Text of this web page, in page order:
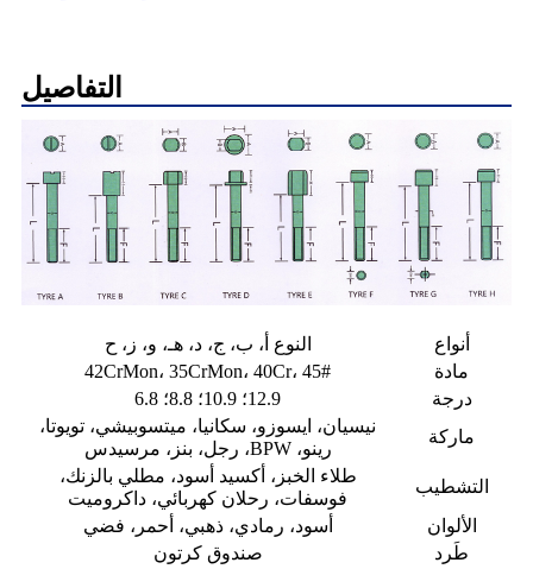
التفاصيل
أنواع
النوع أ، ب، ج، د، هـ، و، ز، ح
مادة
42CrMon، 35CrMon، 40Cr، 45#
درجة
12.9؛ 10.9؛ 8.8؛ 6.8
ماركة
نيسيان، ايسوزو، سكانيا، ميتسوبيشي، تويوتا،
رينو، BPW، رجل، بنز، مرسيدس
التشطيب
طلاء الخبز، أكسيد أسود، مطلي بالزنك،
فوسفات، رحلان كهربائي، داكروميت
الألوان
أسود، رمادي، ذهبي، أحمر، فضي
طَرد
صندوق كرتون